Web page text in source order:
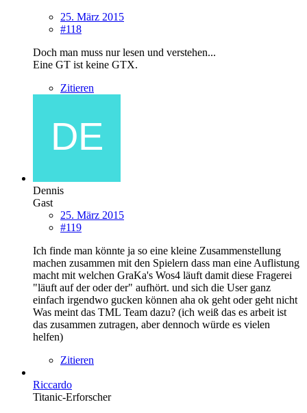
25. März 2015
#118
Doch man muss nur lesen und verstehen...
Eine GT ist keine GTX.
Zitieren
Dennis
Gast
25. März 2015
#119
Ich finde man könnte ja so eine kleine Zusammenstellung
machen zusammen mit den Spielern dass man eine Auflistung
macht mit welchen GraKa's Wos4 läuft damit diese Fragerei
"läuft auf der oder der" aufhört. und sich die User ganz
einfach irgendwo gucken können aha ok geht oder geht nicht
Was meint das TML Team dazu? (ich weiß das es arbeit ist
das zusammen zutragen, aber dennoch würde es vielen
helfen)
Zitieren
Riccardo
Titanic-Erforscher